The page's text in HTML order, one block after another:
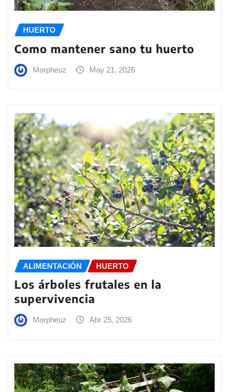
HUERTO
Como mantener sano tu huerto
Morpheuz May 21, 2026
ALIMENTACIÓN HUERTO
Los árboles frutales en la
supervivencia
Morpheuz Abr 25, 2026